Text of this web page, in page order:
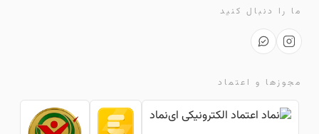
ما را دنبال کنید
مجوزها و اعتماد